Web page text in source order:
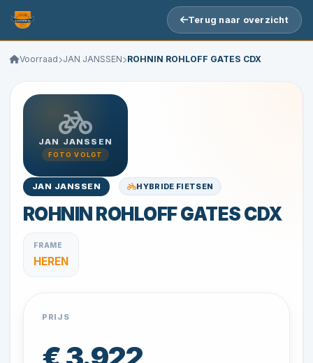
Terug naar overzicht
Voorraad JAN JANSSEN ROHNIN ROHLOFF GATES CDX
JAN JANSSEN
FOTO VOLGT
JAN JANSSEN HYBRIDE FIETSEN
ROHNIN ROHLOFF GATES CDX
FRAME
HEREN
PRIJS